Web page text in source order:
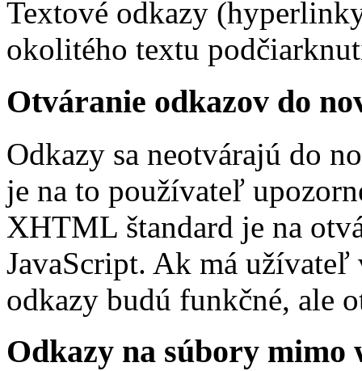
Textové odkazy
okolitého textu
Otváranie odkazov do
Odkazy sa neotvárajú do
je na to používateľ
XHTML štandard je na
JavaScript. Ak má
odkazy budú funkčné, ale
Odkazy na súbory mimo